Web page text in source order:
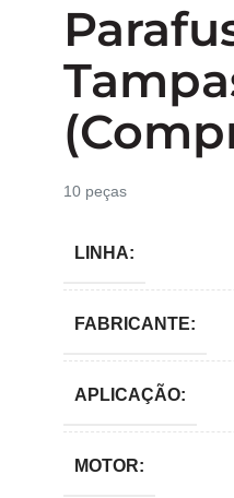
10 peças
LINHA:
FABRICANTE:
APLICAÇÃO:
MOTOR: